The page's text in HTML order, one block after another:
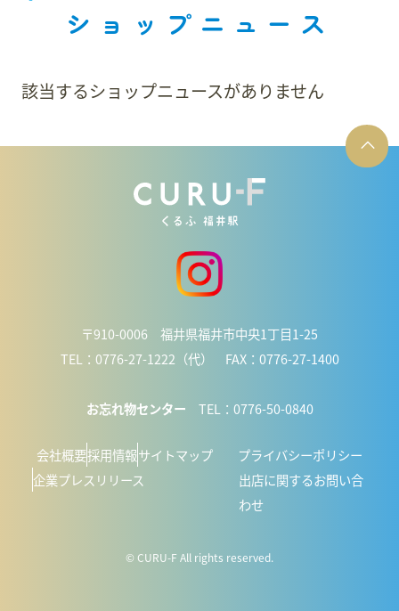
ショップニュース
該当するショップニュースがありません
〒910-0006 福井県福井市中央1丁目1-25
TEL：0776-27-1222（代） FAX：0776-27-1400
お忘れ物センター TEL：0776-50-0840
会社概要採用情報サイトマップ
プライバシーポリシー
企業プレスリリース
出店に関するお問い合
わせ
© CURU-F All rights reserved.